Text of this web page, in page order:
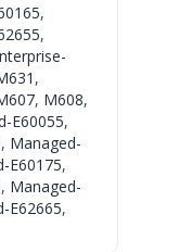
,
,
,
, M608,
E60055,
, Managed-
E60175,
, Managed-
E62665,